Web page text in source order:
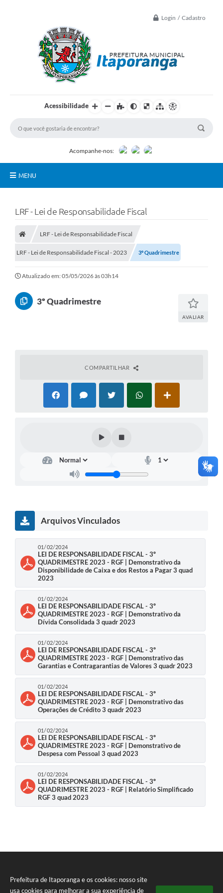
Prefeitura de Itaporanga e os cookies: nosso site
usa cookies para melhorar a sua experiência de
Login / Cadastro
Acessibilidade
Acompanhe-nos:
MENU
Controle Interno
Turismo
Publicações Oficiais
Cadastro de Artesãos
Lei Aldir Blanc
Avisos e comunicados
PLANO MUNICIPAL DE ASSISTÊNCIA SOCIAL
Galeria de Vídeos
Contas Públicas
Legislação
Editais
Links
Banco do Povo Paulista
Folha de Pagamento
Serviços ao Cidadão
Nota Fiscal Eletrônica
Compras Web
STS - 3º Setor
Transparência
Notícias
Contato
LRF - Lei de Responsabilidade Fiscal
LRF - Lei de Responsabilidade Fiscal
LRF - Lei de Responsabilidade Fiscal - 2023 3º Quadrimestre
Atualizado em: 05/05/2026 às 03h14
3º Quadrimestre
AVALIAR
COMPARTILHAR
Arquivos Vinculados
01/02/2024
LEI DE RESPONSABILIDADE FISCAL - 3º
QUADRIMESTRE 2023 - RGF | Demonstrativo da
Disponibilidade de Caixa e dos Restos a Pagar 3 quad
2023
01/02/2024
LEI DE RESPONSABILIDADE FISCAL - 3º
QUADRIMESTRE 2023 - RGF | Demonstrativo da
Dívida Consolidada 3 quadr 2023
01/02/2024
LEI DE RESPONSABILIDADE FISCAL - 3º
QUADRIMESTRE 2023 - RGF | Demonstrativo das
Garantias e Contragarantias de Valores 3 quadr 2023
01/02/2024
LEI DE RESPONSABILIDADE FISCAL - 3º
QUADRIMESTRE 2023 - RGF | Demonstrativo das
Operações de Crédito 3 quadr 2023
01/02/2024
LEI DE RESPONSABILIDADE FISCAL - 3º
QUADRIMESTRE 2023 - RGF | Demonstrativo de
Despesa com Pessoal 3 quad 2023
01/02/2024
LEI DE RESPONSABILIDADE FISCAL - 3º
QUADRIMESTRE 2023 - RGF | Relatório Simplificado
RGF 3 quad 2023